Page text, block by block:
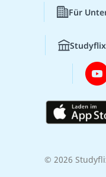
Für
© 2026